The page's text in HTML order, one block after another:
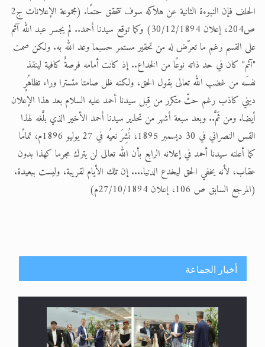
الحلف فإن النبوءة الثانية عن هلاكه سوف تتحقق حتمًا. (مجموعة الإعلانات ج2
ص204، إعلان 30/12/1894) وكما توقع سيدنا أحمد.. لم يجسر عبد الله آثم
على القسم رغم ما تعرّض له من تحقير مستمر حسبما وعد الله به. ولكن صمت
"آثم" كان في حد ذاته نوعًا من الخداع.. إذ كانت أمامه فرصةٌ كافية لينقذ
نفسَه من غضب الله تعالى بقول الحق، ولكنه ظل صامتا متسترا وراء تظاهُرٍ
ديني كاذب رغم حثّ متكرر من قِبل سيدنا أحمد عليه السلام بعد هذا الإعلان
أيضا. ومن ثَمَّ.. وبعد سبعة أشهر من تحذير سيدنا أحمد الأخير الذي بلَّغه لهذا
القس النصراني في 30 ديسمبر 1895، نُشِرَ نعيُه في 27 يوليو 1896م، تمامًا
كما أعلنه سيدنا أحمد في إعلانه الرابع بأن الله تعالى لن يترك مجرما كهذا بدون
عقاب، لأنه يخفي الحق ليخدع الدنيا.... إن تلك الأيام لقريبة، وليست ببعيدة.
(المرجع السابق ص 106، إعلان 27/10/1894م)
أخبار الجماعة